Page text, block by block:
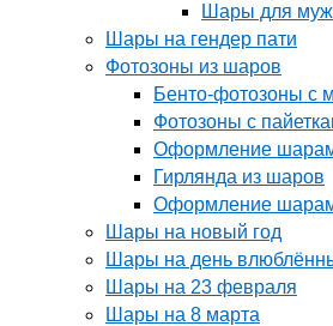
Шары для
Шары на гендер пати
Фотозоны из шаров
Бенто-фотозоны с
Фотозоны с
Оформление
Гирлянда из шаров
Оформление
Шары на новый год
Шары на день
Шары на 23 февраля
Шары на 8 марта